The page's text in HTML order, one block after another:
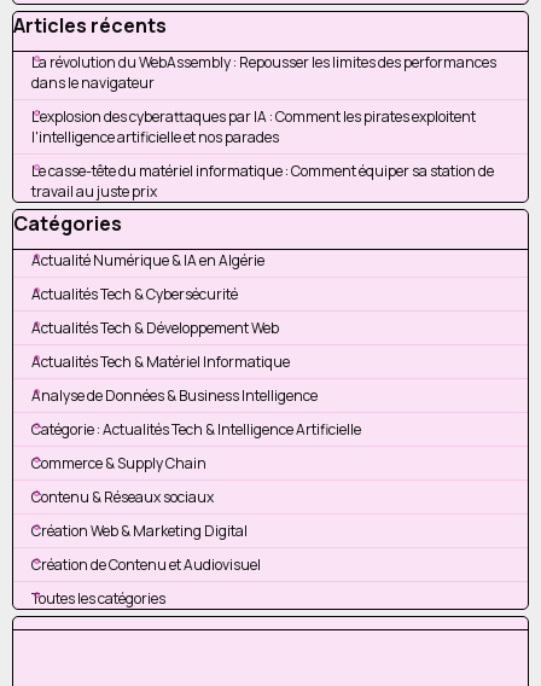
Sauter le bloc Articles récents
Articles récents
La révolution du WebAssembly : Repousser les limites des performances
dans le navigateur
L'explosion des cyberattaques par IA : Comment les pirates exploitent
l'intelligence artificielle et nos parades
Le casse-tête du matériel informatique : Comment équiper sa station de
travail au juste prix
Sauter le bloc Catégories
Catégories
Actualité Numérique & IA en Algérie
Actualités Tech & Cybersécurité
Actualités Tech & Développement Web
Actualités Tech & Matériel Informatique
Analyse de Données & Business Intelligence
Catégorie : Actualités Tech & Intelligence Artificielle
Commerce & Supply Chain
Contenu & Réseaux sociaux
Création Web & Marketing Digital
Création de Contenu et Audiovisuel
Toutes les catégories
Sauter le bloc